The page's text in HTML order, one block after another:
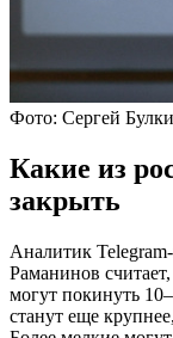
Фото: Сергей
Какие из
закрыть
Аналитик
Раманинов
могут покинуть
станут еще